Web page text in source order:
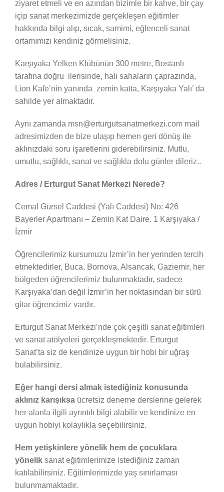
ziyaret etmeli ve en azından bizimle bir kahve, bir çay
içip sanat merkezimizde gerçekleşen eğitimler
hakkında bilgi alıp, sıcak, samimi, eğlenceli sanat
ortamımızı kendiniz görmelisiniz.
Karşıyaka Yelken Klübünün 300 metre, Bostanlı
tarafına doğru ilerisinde, halı sahaların çaprazında,
Lion Kafe’nin yanında zemin katta, Karşıyaka Yalı’ da
sahilde yer almaktadır.
Aynı zamanda msn@erturgutsanatmerkezi.com mail
adresimizden de bize ulaşıp hemen geri dönüş ile
aklınızdaki soru işaretlerini giderebilirsiniz. Mutlu,
umutlu, sağlıklı, sanat ve sağlıkla dolu günler dileriz..
Adres / Erturgut Sanat Merkezi Nerede?
Cemal Gürsel Caddesi (Yalı Caddesi) No: 426
Bayerler Apartmanı – Zemin Kat Daire. 1 Karşıyaka /
İzmir
Öğrencilerimiz kursumuzu İzmir’in her yerinden tercih
etmektedirler, Buca, Bornova, Alsancak, Gaziemir, her
bölgeden öğrencilerimiz bulunmaktadır, sadece
Karşıyaka’dan değil İzmir’in her noktasından bir sürü
gitar öğrencimiz vardır.
Erturgut Sanat Merkezi’nde çok çeşitli sanat eğitimleri
ve sanat atölyeleri gerçekleşmektedir. Erturgut
Sanat’ta siz de kendinize uygun bir hobi bir uğraş
bulabilirsiniz.
Eğer hangi dersi almak istediğiniz konusunda
aklınız karışıksa ücretsiz deneme derslerine gelerek
her alanla ilgili ayrıntılı bilgi alabilir ve kendinize en
uygun hobiyi kolaylıkla seçebilirsiniz.
Hem yetişkinlere yönelik hem de çocuklara
yönelik sanat eğitimlerimize istediğiniz zaman
katılabilirsiniz. Eğitimlerimizde yaş sınırlaması
bulunmamaktadır.